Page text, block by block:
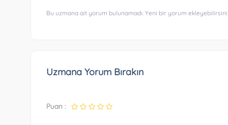
Bu uzmana ait yorum bulunamadı. Yeni bir yorum
Uzmana Yorum Bırakın
Puan :